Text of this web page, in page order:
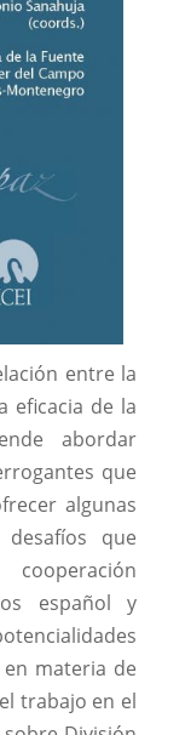
entre la
eﬁcacia de la
abordar
que
algunas
que
español y
materia de
trabajo en el